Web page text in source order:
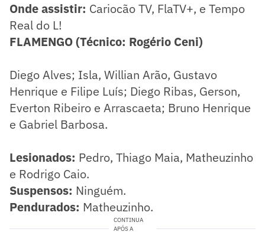
Onde assistir: Cariocão TV, FlaTV+, e Tempo
Real do L!
FLAMENGO (Técnico: Rogério Ceni)
Diego Alves; Isla, Willian Arão, Gustavo
Henrique e Filipe Luís; Diego Ribas, Gerson,
Everton Ribeiro e Arrascaeta; Bruno Henrique
e Gabriel Barbosa.
Lesionados: Pedro, Thiago Maia, Matheuzinho
e Rodrigo Caio.
Suspensos: Ninguém.
Pendurados: Matheuzinho.
CONTINUA
APÓS A